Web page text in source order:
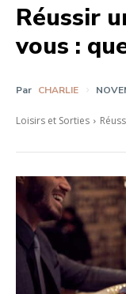
Réussir
vous :
Par CHARLIE
Loisirs et Sorties